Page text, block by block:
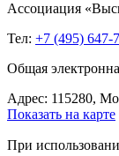
Ассоциация
Тел: +7 (495) 647-
Общая
Адрес: 115280,
Показать на карте
При